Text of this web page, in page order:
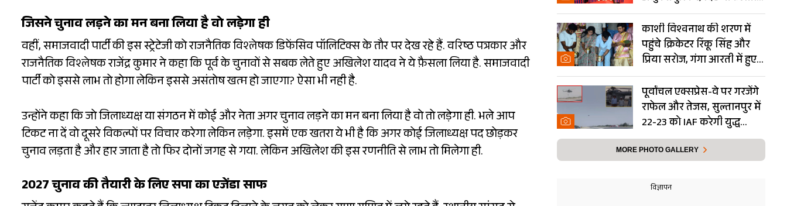
जिसने चुनाव लड़ने का मन बना लिया है वो लड़ेगा ही
वहीं, समाजवादी पार्टी की इस स्ट्रेटेजी को राजनैतिक विश्लेषक डिफेंसिव पॉलिटिक्स के तौर पर देख रहे हैं. वरिष्ठ पत्रकार और
राजनैतिक विश्लेषक राजेंद्र कुमार ने कहा कि पूर्व के चुनावों से सबक लेते हुए अखिलेश यादव ने ये फ़ैसला लिया है. समाजवादी
पार्टी को इससे लाभ तो होगा लेकिन इससे असंतोष खत्म हो जाएगा? ऐसा भी नही है.
उन्होंने कहा कि जो जिलाध्यक्ष या संगठन में कोई और नेता अगर चुनाव लड़ने का मन बना लिया है वो तो लड़ेगा ही. भले आप
टिकट ना दें वो दूसरे विकल्पों पर विचार करेगा लेकिन लड़ेगा. इसमें एक खतरा ये भी है कि अगर कोई जिलाध्यक्ष पद छोड़कर
चुनाव लड़ता है और हार जाता है तो फिर दोनों जगह से गया. लेकिन अखिलेश की इस रणनीति से लाभ तो मिलेगा ही.
2027 चुनाव की तैयारी के लिए सपा का एजेंडा साफ
के मंत्र’- PHOTOS
काशी विश्वनाथ की शरण में
पहुंचे क्रिकेटर रिंकू सिंह और
प्रिया सरोज, गंगा आरती में हुए
शामिल- Photos
पूर्वांचल एक्सप्रेस-वे पर गरजेंगे
राफेल और तेजस, सुल्तानपुर में
22-23 को IAF करेगी युद्ध
अभ्यास
MORE PHOTO GALLERY